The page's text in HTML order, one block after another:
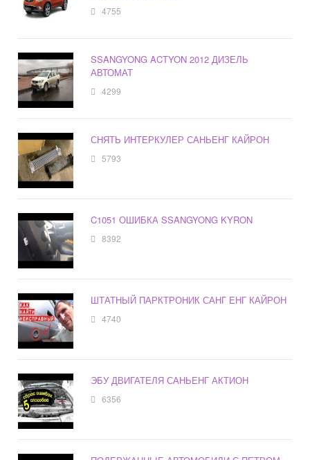
4755
SSANGYONG ACTYON 2012 ДИЗЕЛЬ
АВТОМАТ
4299
СНЯТЬ ИНТЕРКУЛЕР САНЬЕНГ КАЙРОН
5793
C1051 ОШИБКА SSANGYONG KYRON
8392
ШТАТНЫЙ ПАРКТРОНИК САНГ ЕНГ КАЙРОН
4740
ЭБУ ДВИГАТЕЛЯ САНЬЕНГ АКТИОН
6356